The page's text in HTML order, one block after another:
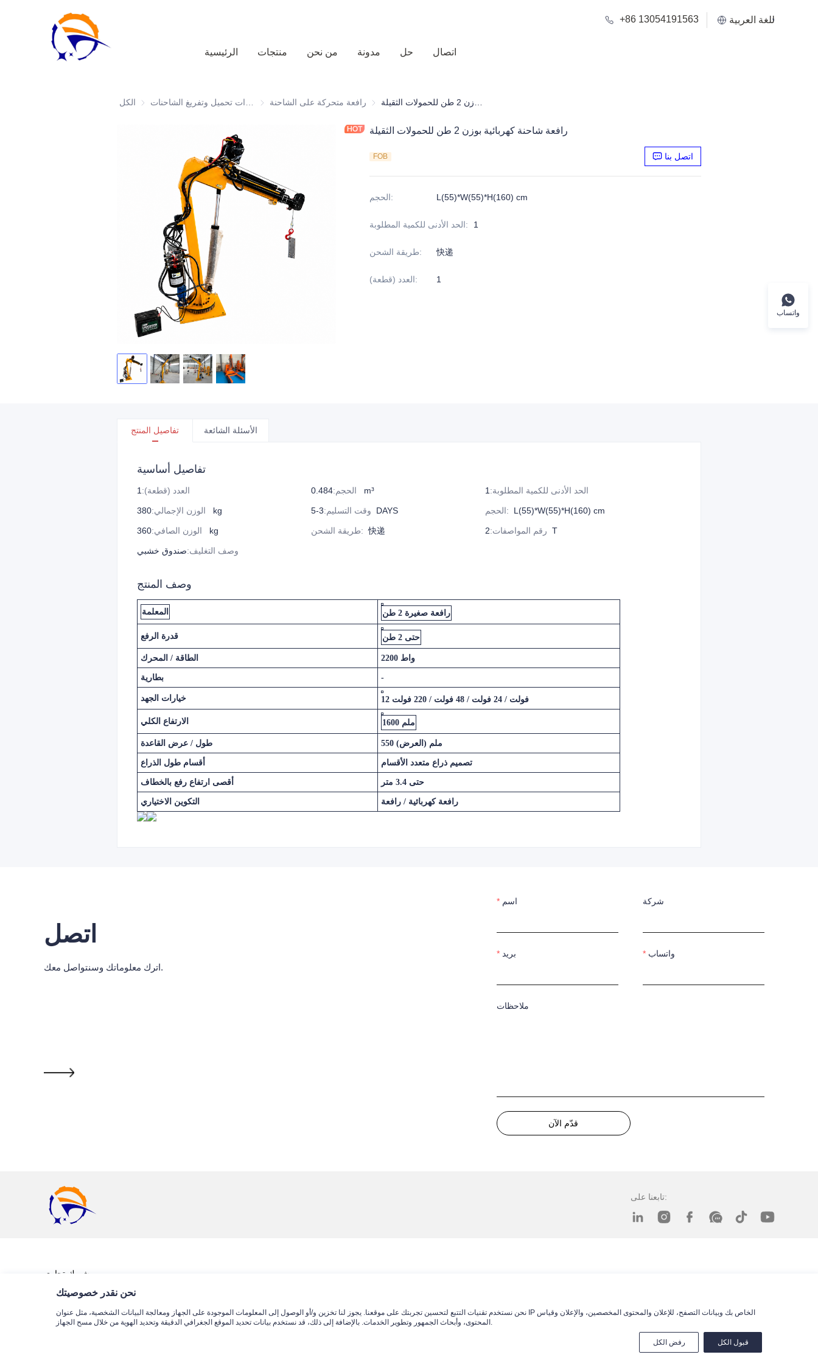
اللغة العربية +86 13054191563
الرئيسية منتجات من نحن مدونة حل اتصال
الكل معدات تحميل وتفريغ الشاحنات
رافعة متحركة على الشاحنة رافعة متحركة على الشاحنة
رافعة شاحنة كهربائية بوزن 2 طن للحمولات الثقيلة
FOB اتصل بنا
الحجم: L(55)*W(55)*H(160) cm
الحد الأدنى للكمية المطلوبة: 1
طريقة الشحن: 快递
العدد (قطعة): 1
تفاصيل المنتج الأسئلة الشائعة
تفاصيل أساسية
العدد (قطعة):
1 الحجم: 0.484 m³ الحد الأدنى للكمية المطلوبة:
1
الوزن الإجمالي: 380 kg وقت التسليم: 3-5DAYS الحجم: L(55)*W(55)*H(160) cm
الوزن الصافي: 360 kg طريقة الشحن: 快递 رقم المواصفات: 2T
وصف التغليف:صندوق خشبي
وصف المنتج
المعلمة رافعة صغيرة 2 طن
قدرة الرفع حتى 2 طن
الطاقة / المحرك 2200 واط
بطارية -
خيارات الجهد 12 فولت / 24 فولت / 48 فولت / 220 فولت
الارتفاع الكلي 1600 ملم
طول / عرض القاعدة 550 ملم (العرض)
أقسام طول الذراع تصميم ذراع متعدد الأقسام
أقصى ارتفاع رفع بالخطاف حتى 3.4 متر
التكوين الاختياري رافعة كهربائية / رافعة
اتصل
اسم شركة
بريد واتساب
ملاحظات
قدّم الآن
اترك معلوماتك وسنتواصل معك.
تابعنا على:
شريك تجاري
© 2025 Xingtai Xinfangda Seals Co., Ltd.
واتساب
نحن نقدر خصوصيتك
نحن نستخدم تقنيات التتبع لتحسين تجربتك على موقعنا. يجوز لنا تخزين و/أو الوصول إلى المعلومات الموجودة على الجهاز ومعالجة البيانات الشخصية، مثل عنوان IP الخاص بك وبيانات التصفح، للإعلان والمحتوى المخصصين، والإعلان وقياس
المحتوى، وأبحاث الجمهور وتطوير الخدمات. بالإضافة إلى ذلك، قد نستخدم بيانات تحديد الموقع الجغرافي الدقيقة وتحديد الهوية من خلال مسح الجهاز.
قبول الكل رفض الكل